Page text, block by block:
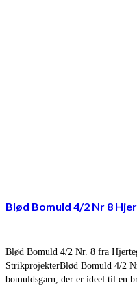
Blød Bomuld 4/2 Nr 8
Blød Bomuld 4/2 Nr. 8 fra
StrikprojekterBlød Bomuld 4/2
bomuldsgarn, der er ideel til en